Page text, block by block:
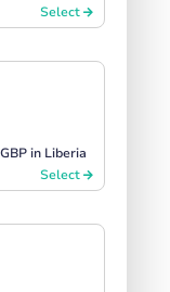
Select
in Liberia
Select